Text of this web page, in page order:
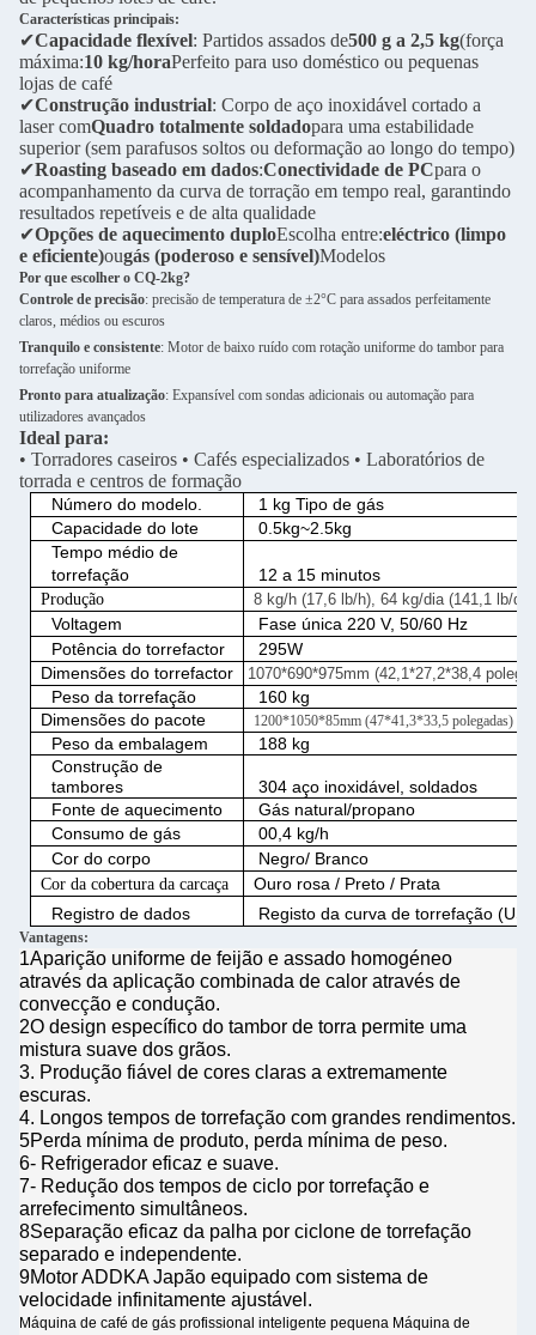
Características principais:
✔Capacidade flexível: Partidos assados de500 g a 2,5 kg(força
máxima:10 kg/horaPerfeito para uso doméstico ou pequenas
lojas de café
✔Construção industrial: Corpo de aço inoxidável cortado a
laser comQuadro totalmente soldadopara uma estabilidade
superior (sem parafusos soltos ou deformação ao longo do tempo)
✔Roasting baseado em dados:Conectividade de PCpara o
acompanhamento da curva de torração em tempo real, garantindo
resultados repetíveis e de alta qualidade
✔Opções de aquecimento duploEscolha entre:eléctrico (limpo
e eficiente)ougás (poderoso e sensível)Modelos
Por que escolher o CQ-2kg?
Controle de precisão: precisão de temperatura de ±2°C para assados perfeitamente
claros, médios ou escuros
Tranquilo e consistente: Motor de baixo ruído com rotação uniforme do tambor para
torrefação uniforme
Pronto para atualização: Expansível com sondas adicionais ou automação para
utilizadores avançados
Ideal para:
• Torradores caseiros • Cafés especializados • Laboratórios de
torrada e centros de formação
Número do modelo.
1 kg Tipo de gás
Capacidade do lote
0.5kg~2.5kg
Tempo médio de
torrefação
12 a 15 minutos
Produção 8 kg/h (17,6 lb/h), 64 kg/dia (141,1 lb/
Voltagem
Fase única 220 V, 50/60 Hz
Potência do torrefactor
295W
Dimensões do torrefactor
1070*690*975mm (42,1*27,2*38,4
Peso da torrefação
160 kg
Dimensões do pacote
1200*1050*85mm (47*41,3*33,5 polegadas)
Peso da embalagem
188 kg
Construção de
tambores
304 aço inoxidável, soldados
Fonte de aquecimento
Gás natural/propano
Consumo de gás
00,4 kg/h
Cor do corpo
Negro/ Branco
Cor da cobertura da carcaça
Ouro rosa / Preto / Prata
Registro de dados
Registo da curva de torrefação
Vantagens:
1Aparição uniforme de feijão e assado homogéneo
através da aplicação combinada de calor através de
convecção e condução.
2O design específico do tambor de torra permite uma
mistura suave dos grãos.
3. Produção fiável de cores claras a extremamente
escuras.
4. Longos tempos de torrefação com grandes rendimentos.
5Perda mínima de produto, perda mínima de peso.
6- Refrigerador eficaz e suave.
7- Redução dos tempos de ciclo por torrefação e
arrefecimento simultâneos.
8Separação eficaz da palha por ciclone de torrefação
separado e independente.
9Motor ADDKA Japão equipado com sistema de
velocidade infinitamente ajustável.
Máquina de café de gás profissional inteligente pequena Máquina de